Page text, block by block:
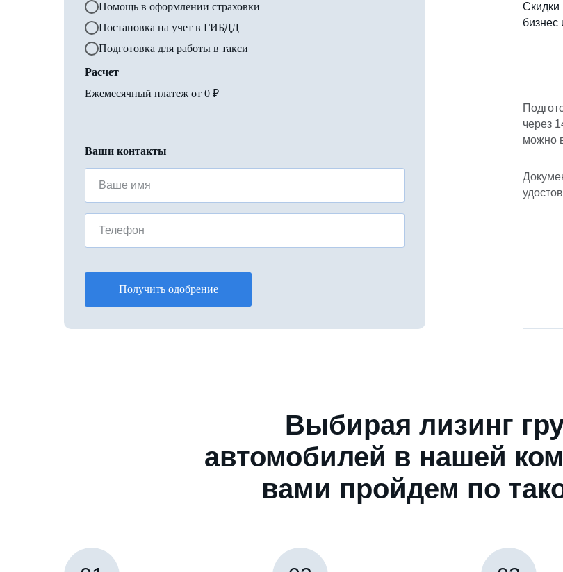
Помощь в оформлении страховки
Постановка на учет в ГИБДД
Подготовка для работы в такси
Расчет
Ежемесячный платеж от 0 ₽
Ваши контакты
Ваше имя
Телефон
Получить одобрение
Скидки
бизнес
через
можно
Выбирая лизинг
автомобилей в нашей
вами пройдем по